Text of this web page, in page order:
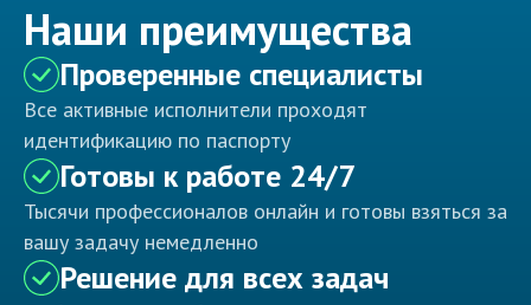
Наши преимущества
Проверенные специалисты
Все активные исполнители проходят
идентификацию по паспорту
Готовы к работе 24/7
Тысячи профессионалов онлайн и готовы взяться за
вашу задачу немедленно
Решение для всех задач